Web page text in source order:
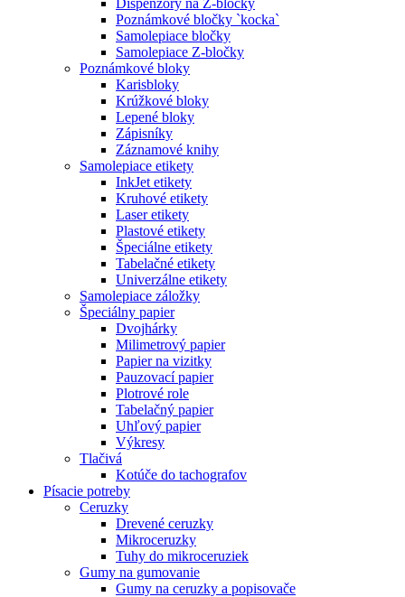
Dispenzory na Z-bločky
Poznámkové bločky `kocka`
Samolepiace bločky
Samolepiace Z-bločky
Poznámkové bloky
Karisbloky
Krúžkové bloky
Lepené bloky
Zápisníky
Záznamové knihy
Samolepiace etikety
InkJet etikety
Kruhové etikety
Laser etikety
Plastové etikety
Špeciálne etikety
Tabelačné etikety
Univerzálne etikety
Samolepiace záložky
Špeciálny papier
Dvojhárky
Milimetrový papier
Papier na vizitky
Pauzovací papier
Plotrové role
Tabelačný papier
Uhľový papier
Výkresy
Tlačivá
Kotúče do tachografov
Písacie potreby
Ceruzky
Drevené ceruzky
Mikroceruzky
Tuhy do mikroceruziek
Gumy na gumovanie
Gumy na ceruzky a popisovače